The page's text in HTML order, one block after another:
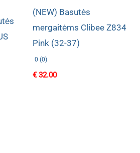
(NEW) Basutės
mergaitėms Clibee Z834
Pink (32-37)
0 (0)
€32.00